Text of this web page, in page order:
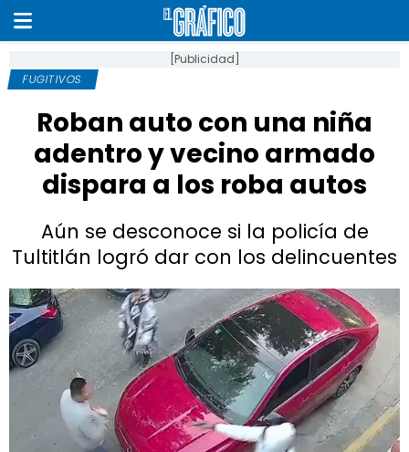
[Publicidad]
FUGITIVOS
Roban auto con una niña
adentro y vecino armado
dispara a los roba autos
Aún se desconoce si la policía de
Tultitlán logró dar con los delincuentes